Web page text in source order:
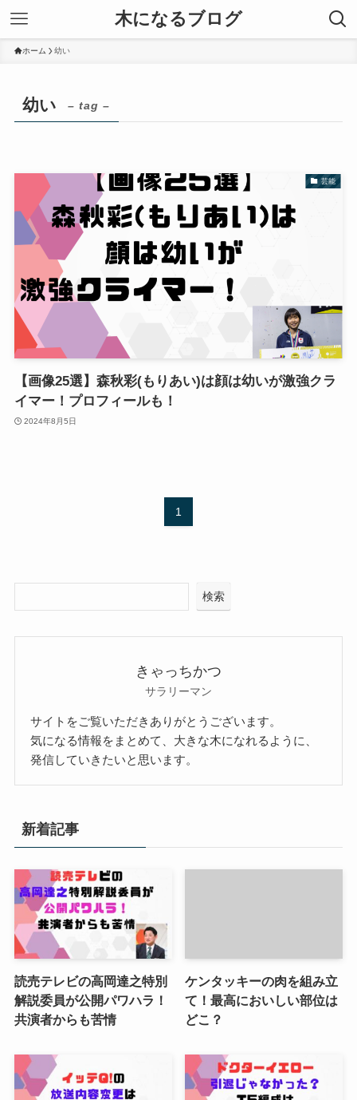
木になるブログ
ホーム 幼い
幼い – tag –
芸能
【画像25選】森秋彩(もりあい)は顔は幼いが激強クラ
イマー！プロフィールも！
2024年8月5日
1
検索
きゃっちかつ
サラリーマン
サイトをご覧いただきありがとうございます。
気になる情報をまとめて、大きな木になれるように、
発信していきたいと思います。
新着記事
読売テレビの高岡達之特別
解説委員が公開パワハラ！
共演者からも苦情
ケンタッキーの肉を組み立
て！最高においしい部位は
どこ？